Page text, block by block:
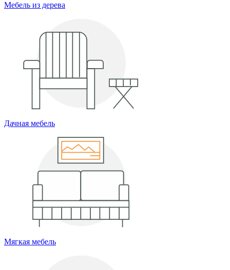
Мебель из дерева
Дачная мебель
Мягкая мебель